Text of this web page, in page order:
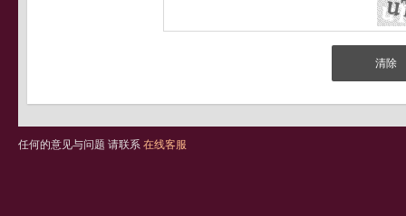
任何的意见与问题 请联系 在线客服